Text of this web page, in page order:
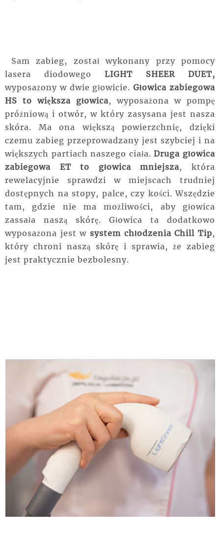
Sam zabieg, został wykonany przy pomocy
lasera diodowego LIGHT SHEER DUET,
wyposażony w dwie głowicie.Głowica zabiegowa
HS to większa głowica, wyposażona w pompę
próżniową i otwór, w który zasysana jest nasza
skóra. Ma ona większą powierzchnię, dzięki
czemu zabieg przeprowadzany jest szybciej i na
większych partiach naszego ciała.Druga głowica
zabiegowa ET to głowica mniejsza, która
rewelacyjnie sprawdzi w miejscach trudniej
dostępnych na stopy, palce, czy kości. Wszędzie
tam, gdzie nie ma możliwości, aby głowica
zassała naszą skórę. Głowica ta dodatkowo
wyposażona jest w system chłodzenia Chill Tip,
który chroni naszą skórę i sprawia, że zabieg
jest praktycznie bezbolesny.